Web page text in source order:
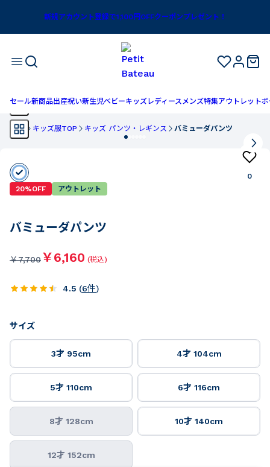
新規アカウント登録で1,100円OFFクーポンプレゼント！
セール新商品出産祝い新生児ベビーキッズ レディースメンズ特集アウトレットボ
TOP キッズ服TOP キッズ パンツ・レギンス バミューダパンツ
0
20%OFF
アウトレット
バミューダパンツ
￥7,700￥6,160 (税込)
4.5 (6件)
サイズ
3才 95cm 4才 104cm
5才 110cm 6才 116cm
8才 128cm 10才 140cm
12才 152cm